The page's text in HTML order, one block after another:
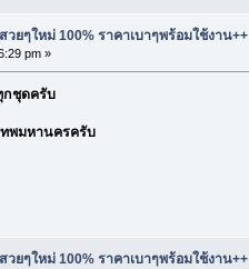
ยๆใหม่ 100% ราคาเบาๆพร้อมใช้งาน++
pm »
กชุดครับ
ทพมหานครครับ
ยๆใหม่ 100% ราคาเบาๆพร้อมใช้งาน++